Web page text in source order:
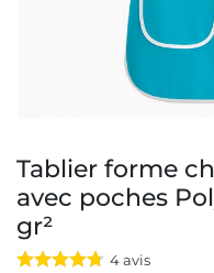
Tablier forme
avec poches
gr²
4avis